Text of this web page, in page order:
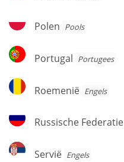
Polen
Polen Pools
Portugal
Portugal Portugees
Roemenië
Roemenië Engels
Russische
Federatie
Russische Federatie
Servië
Servië Engels